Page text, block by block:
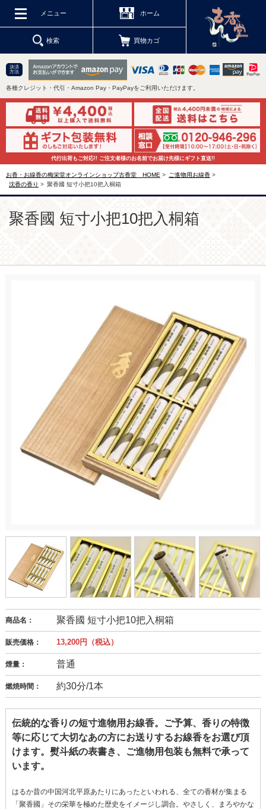
メニュー ホーム
検索 買物カゴ
決済
方法
各種クレジット・代引・Amazon Pay・PayPayをご利用いただけます。
代行出荷もご対応!! ご注文者様のお名前でお届け先様にギフト直送!!
お香・お線香の梅栄堂オンラインショップ古香堂 HOME > ご進物用お線香 >
沈香の香り > 聚香國 短寸小把10把入桐箱
聚香國 短寸小把10把入桐箱
商品名： 聚香國 短寸小把10把入桐箱
販売価格： 13,200円（税込）
煙量： 普通
燃焼時間： 約30分/1本
伝統的な香りの短寸進物用お線香。ご予算、香りの特徴
等に応じて大切なあの方にお送りするお線香をお選び頂
けます。熨斗紙の表書き、ご進物用包装も無料で承って
います。
はるか昔の中国河北平原あたりにあったといわれる、全ての香材が集まる
「聚香國」その栄華を極めた歴史をイメージし調合。やさしく、まろやかな